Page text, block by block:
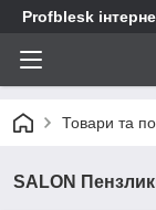
Profblesk
Товари та
SALON